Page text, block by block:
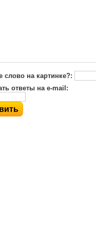
слово на картинке?:
ответы на e-mail: